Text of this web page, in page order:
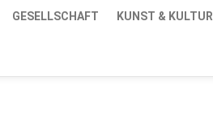
GESELLSCHAFT KUNST & KULTUR